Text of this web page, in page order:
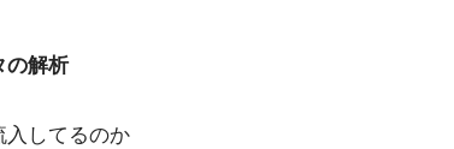
の解析
入してるのか